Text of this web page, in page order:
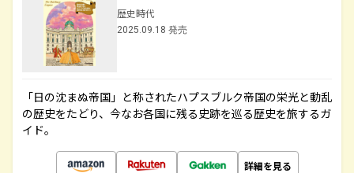
歴史時代
2025.09.18 発売
「日の沈まぬ帝国」と称されたハプスブルク帝国の栄光と動乱
の歴史をたどり、今なお各国に残る史跡を巡る歴史を旅するガ
イド。
詳細を見る